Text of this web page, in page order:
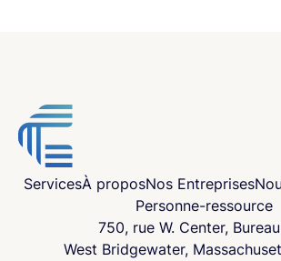
ServicesÀ proposNos Entreprises
Personne-ressource
750, rue W. Center,
West Bridgewater,